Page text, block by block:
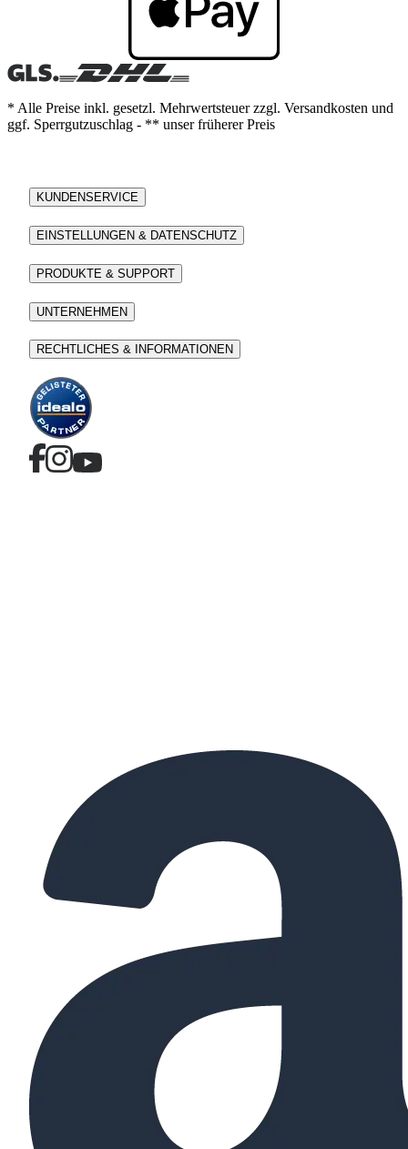
* Alle Preise inkl. gesetzl. Mehrwertsteuer zzgl. Versandkosten und
ggf. Sperrgutzuschlag - ** unser früherer Preis
KUNDENSERVICE
EINSTELLUNGEN & DATENSCHUTZ
PRODUKTE & SUPPORT
UNTERNEHMEN
RECHTLICHES & INFORMATIONEN